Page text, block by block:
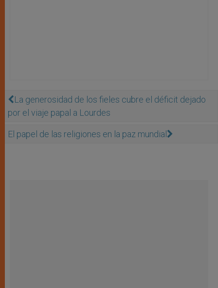
La generosidad de los fieles cubre el déficit dejado
por el viaje papal a Lourdes
El papel de las religiones en la paz mundial